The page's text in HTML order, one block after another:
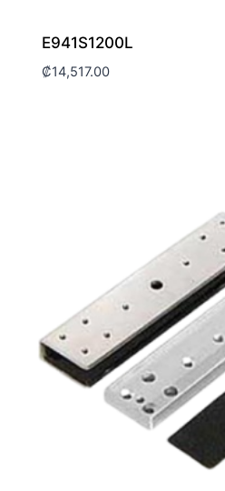
E941S1200L
₡14,517.00